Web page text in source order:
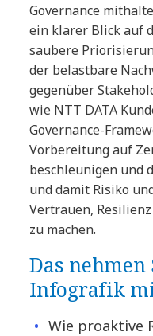
Governance
ein klarer Blick auf
saubere
der belastbare
gegenüber
wie NTT DATA
Governance-
Vorbereitung auf
beschleunigen und
und damit Risiko
Vertrauen,
zu machen.
Das nehmen
Infografik
Wie proaktive